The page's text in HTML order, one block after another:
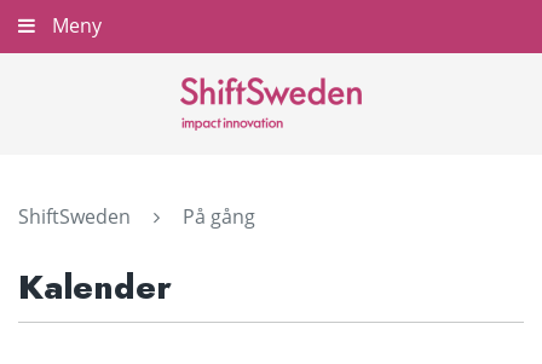
Gå
till
Meny
ShiftSweden På gång
Kalender